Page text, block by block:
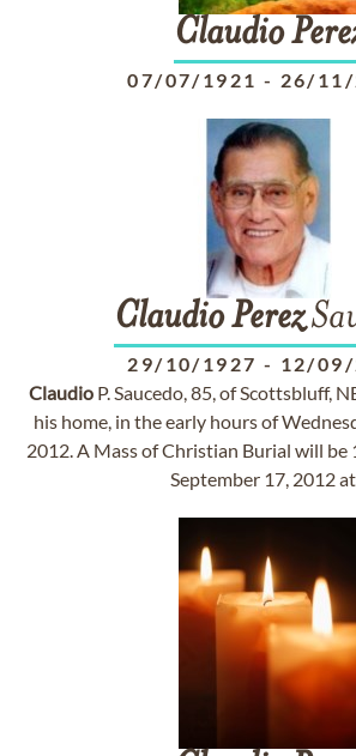
Claudio
07/07/1921 - 26/11/
Claudio Perez
29/10/1927 - 12/09/
Claudio P. Saucedo, 85, of Scottsbluff,
his home, in the early hours of
2012. A Mass of Christian Burial will be
September 17, 2012